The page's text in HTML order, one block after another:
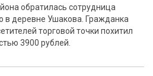
обратилась сотрудница
в деревне Ушакова. Гражданка
торговой точки похитил
3900 рублей.